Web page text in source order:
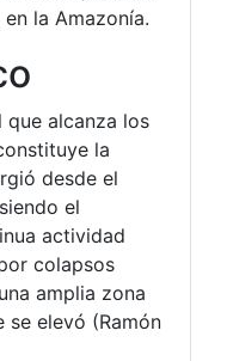
la Amazonía.
que alcanza los
la
desde el
el
actividad
colapsos
amplia zona
se elevó (Ramón